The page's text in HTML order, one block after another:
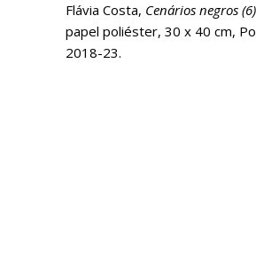
Flávia Costa, Cenários negros (6)
papel poliéster, 30 x 40 cm,
2018-23.